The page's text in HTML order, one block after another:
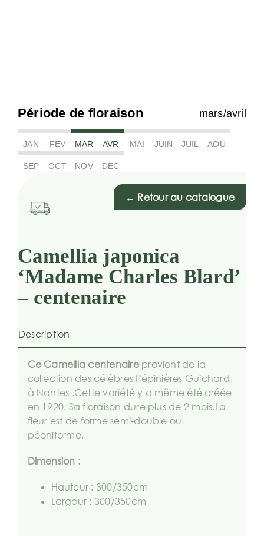
Période de floraison mars/avril
JAN FEV MAR AVR MAI JUIN JUIL AOU
SEP OCT NOV DEC
← Retour au catalogue
Camellia japonica
‘Madame Charles Blard’
– centenaire
Description
Ce Camellia centenaireprovient de la
collection des célèbres Pépinières Guichard
à Nantes .Cette variété y a même été créée
en 1920. Sa floraison dure plus de 2 mois.La
fleur est de forme semi-double ou
péoniforme.
Dimension :
Hauteur : 300/350cm
Largeur : 300/350cm